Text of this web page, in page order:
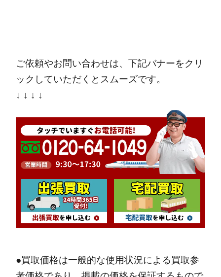
ご依頼やお問い合わせは、下記バナーをクリ
ックしていただくとスムーズです。
↓ ↓ ↓ ↓
●買取価格は一般的な使用状況による買取参